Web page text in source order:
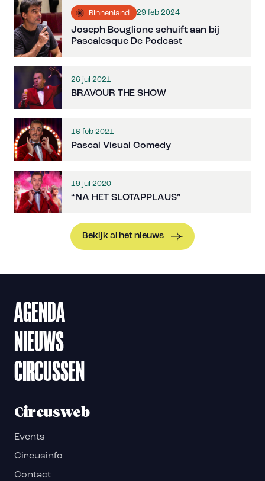
Binnenland 29 feb 2024
Joseph Bouglione schuift aan bij
Pascalesque De Podcast
26 jul 2021
BRAVOUR THE SHOW
16 feb 2021
Pascal Visual Comedy
19 jul 2020
“NA HET SLOTAPPLAUS”
Bekijk al het nieuws
AGENDA
NIEUWS
CIRCUSSEN
Circusweb
Events
Circusinfo
Contact